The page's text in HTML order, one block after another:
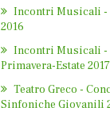
Incontri Musicali -
2016
Incontri Musicali -
Primavera-Estate 2017
Teatro Greco -
Sinfoniche Giovanili